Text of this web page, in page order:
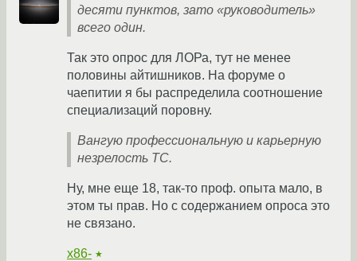
десяти пунктов, зато «руководитель»
всего один.
Так это опрос для ЛОРа, тут не менее
половины айтишников. На форуме о
чаепитии я бы распределила соотношение
специализаций поровну.
Вангую профессиональную и карьерную
незрелость ТС.
Ну, мне еще 18, так-то проф. опыта мало, в
этом ты прав. Но с содержанием опроса это
не связано.
x86- ★